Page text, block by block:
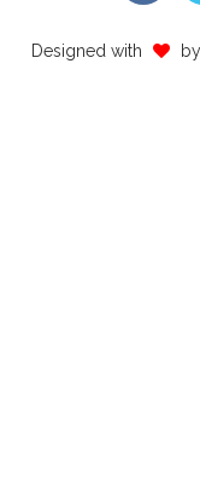
Designed with by